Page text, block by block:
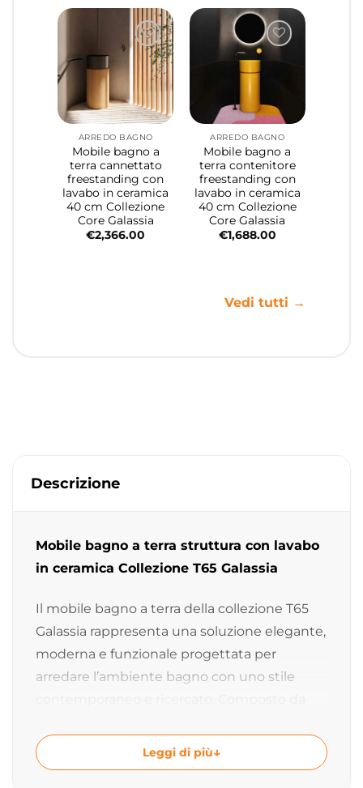
ARREDO BAGNO
Mobile bagno a
terra cannettato
freestanding con
lavabo in ceramica
40 cm Collezione
Core Galassia
€2,366.00
ARREDO BAGNO
Mobile bagno a
terra contenitore
freestanding con
lavabo in ceramica
40 cm Collezione
Core Galassia
€1,688.00
Vedi tutti →
Descrizione
Mobile bagno a terra struttura con lavabo
in ceramica Collezione T65 Galassia
Il mobile bagno a terra della collezione T65
Galassia rappresenta una soluzione elegante,
moderna e funzionale progettata per
arredare l’ambiente bagno con uno stile
con porta salviette laterale, questo mobile
bagno unisce design raffinato, massima
Leggi di più